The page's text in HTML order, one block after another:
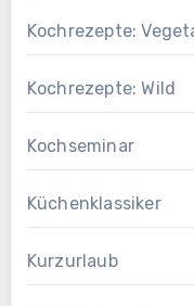
Kochrezepte:
Kochrezepte: Wild
Kochseminar
Küchenklassiker
Kurzurlaub